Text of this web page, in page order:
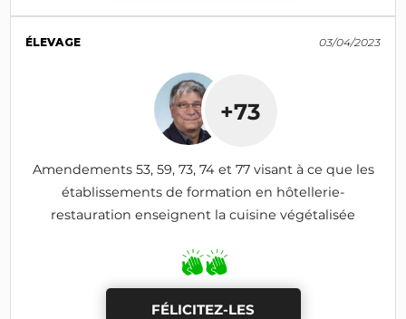
ÉLEVAGE 03/04/2023
+73
Amendements 53, 59, 73, 74 et 77 visant à ce que les
établissements de formation en hôtellerie-
restauration enseignent la cuisine végétalisée
FÉLICITEZ-LES